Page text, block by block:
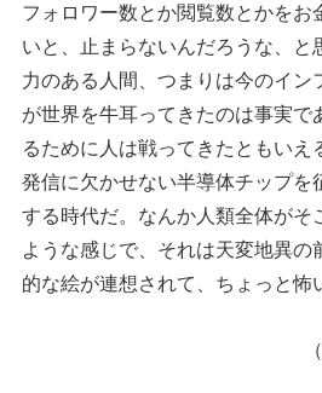
フォロワー数とか閲覧数とかをお
いと、止まらないんだろうな、と
力のある人間、つまりは今のイン
が世界を牛耳ってきたのは事実で
るために人は戦ってきたともいえ
発信に欠かせない半導体チップを
する時代だ。なんか人類全体がそ
ような感じで、それは天変地異の
的な絵が連想されて、ちょっと怖
（